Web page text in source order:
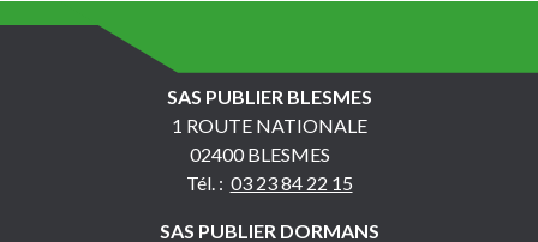
SAS PUBLIER BLESMES
1 ROUTE NATIONALE
02400 BLESMES
Tél. : 03 23 84 22 15
SAS PUBLIER DORMANS